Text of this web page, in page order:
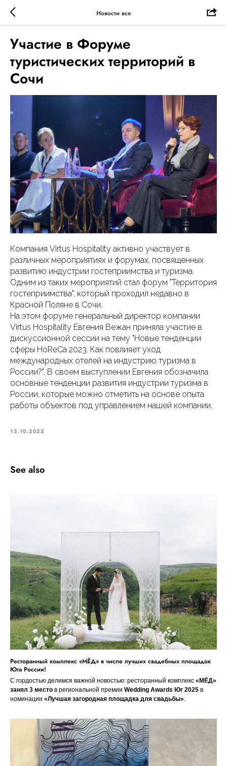
Новости все
Участие в Форуме
туристических территорий в
Сочи
Компания Virtus Hospitality активно участвует в
различных мероприятиях и форумах, посвященных
развитию индустрии гостеприимства и туризма.
Одним из таких мероприятий стал форум "Территория
гостеприимства", который проходил недавно в
Красной Поляне в Сочи.
На этом форуме генеральный директор компании
Virtus Hospitality Евгения Вежан приняла участие в
дискуссионной сессии на тему "Новые тенденции
сферы HoReCa 2023. Как повлияет уход
международных отелей на индустрию туризма в
России?". В своем выступлении Евгения обозначила
основные тенденции развития индустрии туризма в
России, которые можно отметить на основе опыта
работы объектов под управлением нашей компании.
13.10.2023
See also
Ресторанный комплекс «МЁД» в числе лучших свадебных площадок
Юга России!
С гордостью делимся важной новостью: ресторанный комплекс «МЁД»
занял 3 место в региональной премии Wedding Awards Юг 2025 в
номинации «Лучшая загородная площадка для свадьбы».